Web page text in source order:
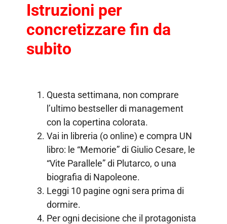
Istruzioni per
concretizzare fin da
subito
Questa settimana, non comprare
l’ultimo bestseller di management
con la copertina colorata.
Vai in libreria (o online) e compra UN
libro: le “Memorie” di Giulio Cesare, le
“Vite Parallele” di Plutarco, o una
biografia di Napoleone.
Leggi 10 pagine ogni sera prima di
dormire.
Per ogni decisione che il protagonista